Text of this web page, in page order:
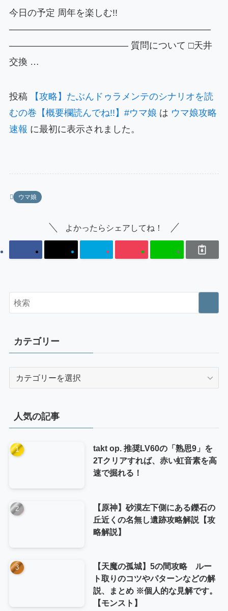
今日の予定 周年を楽しむ!!
——————————————————————
————————————— 質問について □天井
交換 …
投稿
【攻略】たぶんドゥラメンテのシナリオを読
むの巻【概要欄読んでね!!】#ウマ娘 は ウマ娘攻略
速報 に最初に表示されました。
ウマ娘
よかったらシェアしてね！
カテゴリー
ー
人気の記事
takt op. 推奨LV60の「熟思9」を
2Tクリアすれば、赤い虹音素を高
速で掘れる！
【原神】砂漠左下側にある鑠石の
丘近くの名無し遺跡攻略解説【攻
略解説】
【天魔の孤城】5の間攻略 ルー
ト取りのコツやパターンなどの解
説、まとめ ※個人的な見解です。
【モンスト】